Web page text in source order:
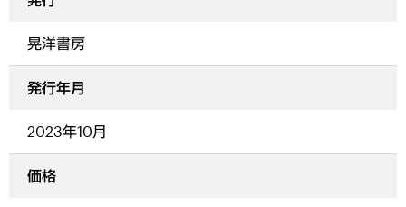
晃洋書房
発行年月
2023年10月
価格